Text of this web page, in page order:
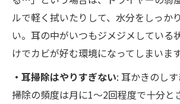
ルで軽く拭いたりして、水分をしっか
い。耳の中がいつもジメジメしている
けでカビが好む環境になってしまいます
・耳掃除はやりすぎない: 耳かきのし
掃除の頻度は月に1〜2回程度で十分と